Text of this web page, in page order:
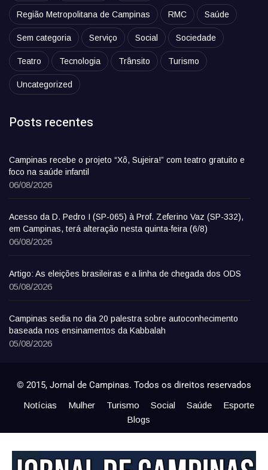
Região Metropolitana de Campinas RMC Saúde
Sem categoria Serviço Social Sociedade
Teatro Tecnologia Trânsito Turismo
Uncategorized
Posts recentes
Campinas recebe o projeto “Xô, Sujeira!” com teatro gratuito e
foco na saúde infantil
06/08/2026
Acesso da D. Pedro I (SP-065) à Prof. Zeferino Vaz (SP-332),
em Campinas, terá alteração nesta quinta-feira (6/8)
06/08/2026
Artigo: As eleições brasileiras e a linha de chegada dos ODS
05/08/2026
Campinas sedia no dia 20 palestra sobre autoconhecimento
baseada nos ensinamentos da Kabbalah
05/08/2026
© 2015, Jornal de Campinas. Todos os direitos reservados
Notícias Mulher Turismo Social Saúde
Esporte
Blogs